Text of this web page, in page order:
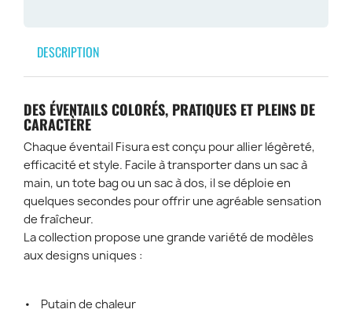
DESCRIPTION
DES ÉVENTAILS COLORÉS, PRATIQUES ET PLEINS DE
CARACTÈRE
Chaque éventail Fisura est conçu pour allier légèreté,
efficacité et style. Facile à transporter dans un sac à
main, un tote bag ou un sac à dos, il se déploie en
quelques secondes pour offrir une agréable sensation
de fraîcheur.
La collection propose une grande variété de modèles
aux designs uniques :
• Putain de chaleur